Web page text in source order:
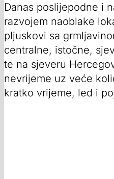
Danas poslijepodne i
razvojem naoblake
pljuskovi sa
centralne, istočne,
te na sjeveru
nevrijeme uz veće
kratko vrijeme, led i